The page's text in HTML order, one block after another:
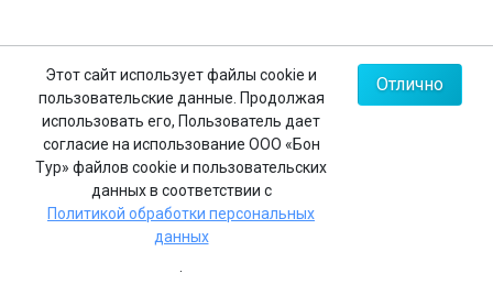
Этот сайт использует файлы cookie и
пользовательские данные. Продолжая
использовать его, Пользователь дает
согласие на использование ООО «Бон
Тур» файлов cookie и пользовательских
данных в соответствии с
Политикой обработки персональных
данных
Отлично
Карта сайта
Политика конфиденциальности
Реестровый номер в едином федеральном реестре
туроператоров: